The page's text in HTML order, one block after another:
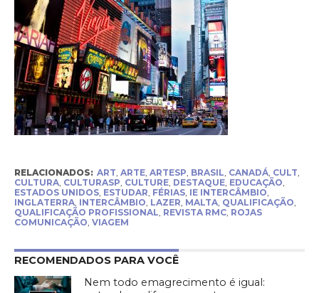
RELACIONADOS: ART, ARTE, ARTESP, BRASIL, CANADÁ, CULT,
CULTURA, CULTURASP, CULTURE, DESTAQUE, EDUCAÇÃO,
ESTADOS UNIDOS, ESTUDAR, FÉRIAS, IE INTERCÂMBIO,
INGLATERRA, INTERCÂMBIO, LAZER, MALTA, QUALIFICAÇÃO,
QUALIFICAÇÃO PROFISSIONAL, REVISTA RMC, ROJAS
COMUNICAÇÃO, VIAGEM
RECOMENDADOS PARA VOCÊ
Nem todo emagrecimento é igual: